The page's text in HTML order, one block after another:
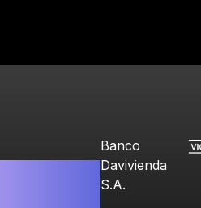
Banco
Davivienda
S.A.